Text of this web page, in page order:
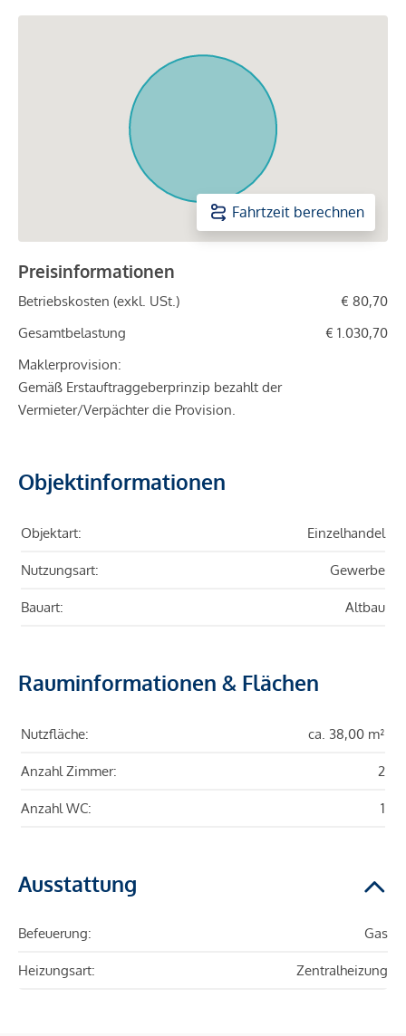
Fahrtzeit berechnen
Preisinformationen
Betriebskosten (exkl. USt.)
€ 80,70
Gesamtbelastung
€ 1.030,70
Maklerprovision:
Gemäß Erstauftraggeberprinzip bezahlt der
Vermieter/Verpächter die Provision.
Objektinformationen
Objektart: Einzelhandel
Nutzungsart: Gewerbe
Bauart: Altbau
Rauminformationen & Flächen
Nutzfläche: ca. 38,00 m²
Anzahl Zimmer: 2
Anzahl WC: 1
Ausstattung
Befeuerung: Gas
Heizungsart: Zentralheizung